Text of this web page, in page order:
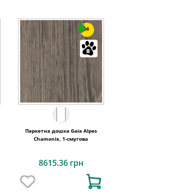
6
Паркетна дошка Gaia Alpes
Chamonix, 1-смугова
8615.36 грн